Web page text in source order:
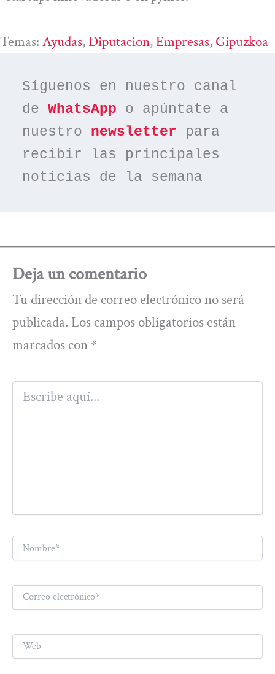
Temas: Ayudas, Diputacion, Empresas, Gipuzkoa
Síguenos en nuestro canal
de WhatsApp o apúntate a
nuestro newsletter para
recibir las principales
noticias de la semana
Deja un comentario
Tu dirección de correo electrónico no será
publicada. Los campos obligatorios están
marcados con *
Escribe
aquí...
Nombre*
Correo
electrónico*
Web